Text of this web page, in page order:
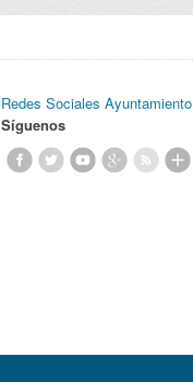
Redes Sociales Ayuntamiento
Síguenos